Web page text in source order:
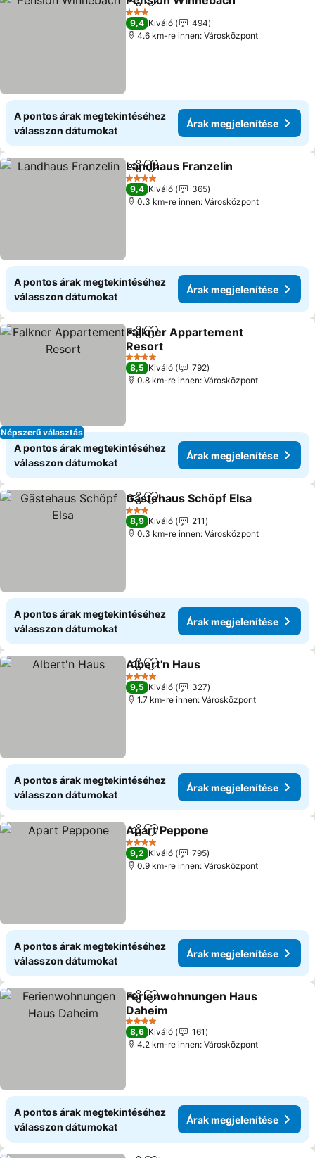
Megosztás
Hozzáadás a kedvencekhez
3 Kategória
9,4 Kiváló
494
4.6 km-re innen: Városközpont
A pontos árak megtekintéséhez
válasszon dátumokat
Árak megjelenítése
Megosztás
Hozzáadás a kedvencekhez
Landhaus Franzelin
4 Kategória
9,4 Kiváló
365
0.3 km-re innen: Városközpont
A pontos árak megtekintéséhez
válasszon dátumokat
Árak megjelenítése
Népszerű választás
Megosztás
Hozzáadás a kedvencekhez
Falkner Appartement
Resort
Árak megjelenítése
4 Kategória
8,5 Kiváló
792
0.8 km-re innen: Városközpont
A pontos árak megtekintéséhez
válasszon dátumokat
Árak megjelenítése
Megosztás
Hozzáadás a kedvencekhez
Gästehaus Schöpf Elsa
3 Kategória
8,9 Kiváló
211
0.3 km-re innen: Városközpont
A pontos árak megtekintéséhez
válasszon dátumokat
Árak megjelenítése
Megosztás
Hozzáadás a kedvencekhez
Albert'n Haus
4 Kategória
9,5 Kiváló
327
1.7 km-re innen: Városközpont
A pontos árak megtekintéséhez
válasszon dátumokat
Árak megjelenítése
Megosztás
Hozzáadás a kedvencekhez
Apart Peppone
4 Kategória
9,2 Kiváló
795
0.9 km-re innen: Városközpont
A pontos árak megtekintéséhez
válasszon dátumokat
Árak megjelenítése
Megosztás
Hozzáadás a kedvencekhez
Ferienwohnungen Haus
Daheim
Árak megjelenítése
4 Kategória
8,6 Kiváló
161
4.2 km-re innen: Városközpont
A pontos árak megtekintéséhez
válasszon dátumokat
Árak megjelenítése